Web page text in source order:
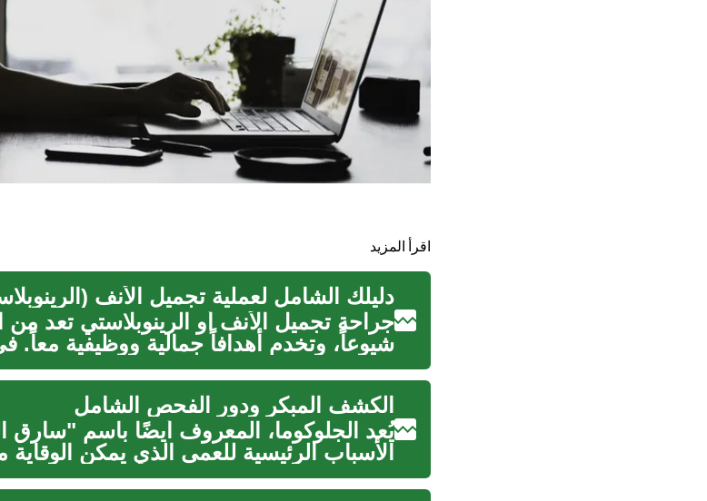
اقرأ المزيد
دليلك الشامل لعملية تجميل الأنف
جراحة تجميل الأنف أو الرينوبلاستي تعد من
شيوعاً، وتخدم أهدافاً جمالية ووظيفية معاً.
الكشف المبكر ودور الفحص الشامل
يُعد الجلوكوما، المعروف أيضًا باسم "سارق
الأسباب الرئيسية للعمى الذي يمكن الوقاية